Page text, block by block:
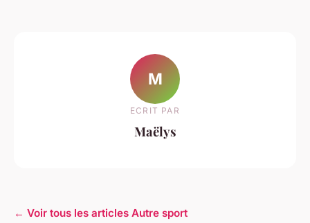
M
ECRIT PAR
Maëlys
← Voir tous les articles Autre sport